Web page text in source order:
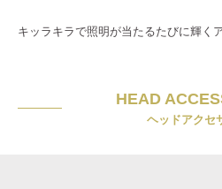
キッラキラで照明が当たるたびに輝く
HEAD
ヘッドアクセ